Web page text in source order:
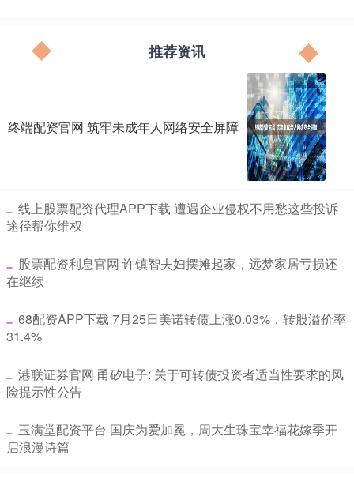
推荐资讯
终端配资官网 筑牢未成年人网络安全屏障
​线上股票配资代理APP下载 遭遇企业侵权不用愁这些投诉
途径帮你维权
​股票配资利息官网 许镇智夫妇摆摊起家，远梦家居亏损还
在继续
​68配资APP下载 7月25日美诺转债上涨0.03%，转股溢价率
31.4%
​港联证券官网 甬矽电子: 关于可转债投资者适当性要求的风
险提示性公告
​玉满堂配资平台 国庆为爱加冕，周大生珠宝幸福花嫁季开
启浪漫诗篇